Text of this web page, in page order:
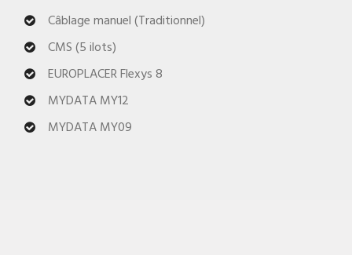
Câblage manuel (Traditionnel)
CMS (5 ilots)
EUROPLACER Flexys 8
MYDATA MY12
MYDATA MY09